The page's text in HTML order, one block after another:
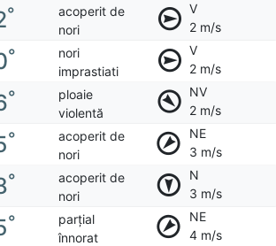
°
acoperit de
nori
V
2 m/s
°
nori
imprastiati
V
2 m/s
°
ploaie
violentă
NV
2 m/s
°
acoperit de
nori
NE
3 m/s
°
acoperit de
nori
N
3 m/s
°
parțial
înnorat
NE
4 m/s